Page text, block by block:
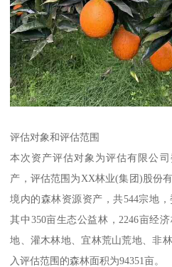
评估对象和评估范围
本次资产评估对象为评估有限公
产，评估范围为XX林业(集团)股份
境内的森林资源资产，共544宗地，
其中350亩生态公益林，2246亩经
地、灌木林地、宜林荒山荒地、非
入评估范围的森林面积为94351亩。